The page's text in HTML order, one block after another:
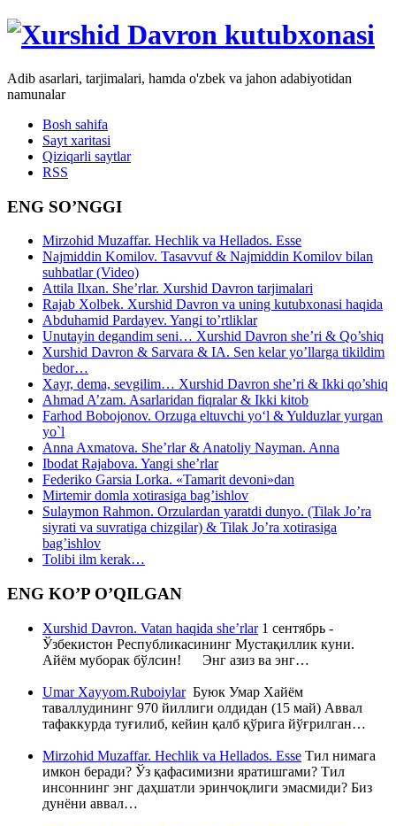
Adib asarlari, tarjimalari, hamda o'zbek va jahon adabiyotidan
namunalar
Bosh sahifa
Sayt xaritasi
Qiziqarli saytlar
RSS
ENG SO’NGGI
Mirzohid Muzaffar. Hechlik va Hellados. Esse
Najmiddin Komilov. Tasavvuf & Najmiddin Komilov bilan
suhbatlar (Video)
Attila Ilxan. She’rlar. Xurshid Davron tarjimalari
Rajab Xolbek. Xurshid Davron va uning kutubxonasi haqida
Abduhamid Pardayev. Yangi to’rtliklar
Unutayin degandim seni… Xurshid Davron she’ri & Qo’shiq
Xurshid Davron & Sarvara & IA. Sen kelar yo’llarga tikildim
bedor…
Xayr, dema, sevgilim… Xurshid Davron she’ri & Ikki qo’shiq
Ahmad A’zam. Asarlaridan fiqralar & Ikki kitob
Farhod Bobojonov. Orzuga eltuvchi yo‘l & Yulduzlar yurgan
yo`l
Anna Axmatova. She’rlar & Anatoliy Nayman. Anna
Ibodat Rajabova. Yangi she’rlar
Federiko Garsia Lorka. «Tamarit devoni»dan
Mirtemir domla xotirasiga bag’ishlov
Sulaymon Rahmon. Orzulardan yaratdi dunyo. (Tilak Jo’ra
siyrati va suvratiga chizgilar) & Tilak Jo’ra xotirasiga
bag’ishlov
Tolibi ilm kerak…
ENG KO’P O’QILGAN
Xurshid Davron. Vatan haqida she’rlar1 сентябрь -
Ўзбекистон Республикасининг Мустақиллик куни.
Айём муборак бўлсин! Энг азиз ва энг…
Umar Xayyom.RuboiylarБуюк Умар Хайём
таваллудининг 970 йиллиги олдидан (15 май) Аввал
тафаккурда туғилиб, кейин қалб қўрига йўғрилган…
Mirzohid Muzaffar. Hechlik va Hellados. Esse Тил нимага
имкон беради? Ўз қафасимизни яратишгами? Тил
инсоннинг энг даҳшатли эринчоқлиги эмасмиди? Биз
дунёни аввал…